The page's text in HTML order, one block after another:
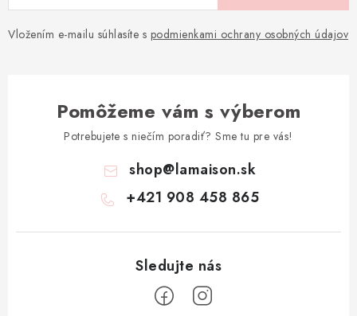
Vložením e-mailu súhlasíte s podmienkami ochrany osobných údajov
Pomôžeme vám s výberom
Potrebujete s niečím poradiť? Sme tu pre vás!
shop@lamaison.sk
+421 908 458 865